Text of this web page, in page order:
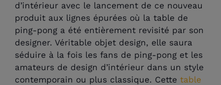
d’intérieur avec le lancement de ce nouveau
produit aux lignes épurées où la table de
ping-pong a été entièrement revisité par son
designer. Véritable objet design, elle saura
séduire à la fois les fans de ping-pong et les
amateurs de design d’intérieur dans un style
contemporain ou plus classique. Cette table